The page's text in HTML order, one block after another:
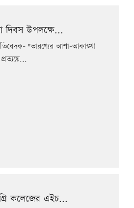
দিবস উপলক্ষে...
"তারণ্যের আশা-আকাঙ্খা
কলেজের এইচ...